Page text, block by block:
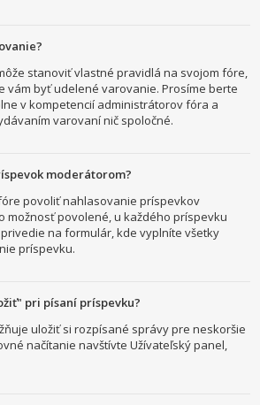
stanoviť vlastné pravidlá na svojom fóre,
vám byť udelené varovanie. Prosíme berte
v kompetencií administrátorov fóra a
varovaní nič spoločné.
moderátorom?
povoliť nahlasovanie príspevkov
možnosť povolené, u každého príspevku
na formulár, kde vyplníte všetky
príspevku.
pri písaní príspevku?
uložiť si rozpísané správy pre neskoršie
načítanie navštívte Užívateľský panel,